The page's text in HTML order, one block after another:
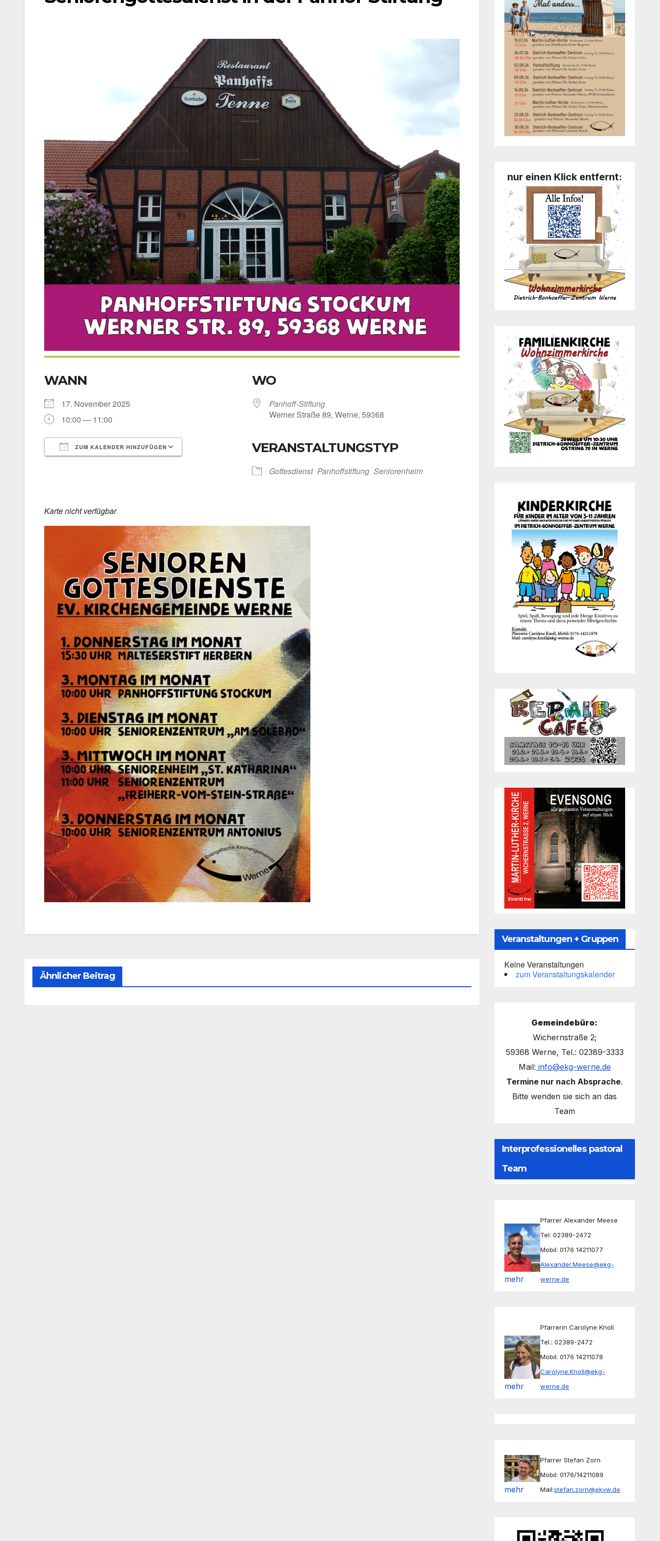
WANN
17. Novem­ber 2025
10:00 — 11:00
ZUM KALENDER HINZUFÜGEN
WO
Panhoff-Stiftung
Wer­ner Stra­ße 89, Wer­ne, 59368
VERANSTALTUNGSTYP
Got­tes­dienst Pan­hoff­stif­tung Senio­ren­heim
Kar­te nicht ver­füg­bar
Ähnlicher Beitrag
nur einen Klick entfernt:
Veranstaltungen + Gruppen
Keine Veranstaltungen
zum Veranstaltungskalender
Gemeindebüro:
Wichernstraße 2;
59368 Werne, Tel.: 02389-3333
Mail: info@ekg-werne.de
Termine nur nach Absprache.
Bitte wenden sie sich an das
Team
Interprofessionelles pastoral
Team
mehr
Pfarrer Alexander Meese
Tel: 02389-2472
Mobil: 0176 14211077
Alexander.Meese@ekg-
werne.de
mehr
Pfarrerin Carolyne Knoll
Tel.: 02389-2472
Mobil: 0176 14211078
Carolyne.Knoll@ekg-
werne.de
mehr
Pfarrer Stefan Zorn
Mobil: 0176/14211089
Mail:stefan.zorn@ekvw.de